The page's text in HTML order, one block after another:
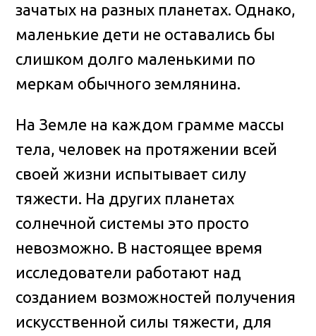
зачатых на разных планетах. Однако,
маленькие дети не оставались бы
слишком долго маленькими по
меркам обычного землянина.
На Земле на каждом грамме массы
тела, человек на протяжении всей
своей жизни испытывает силу
тяжести. На других планетах
солнечной системы это просто
невозможно. В настоящее время
исследователи работают над
созданием возможностей получения
искусственной силы тяжести, для